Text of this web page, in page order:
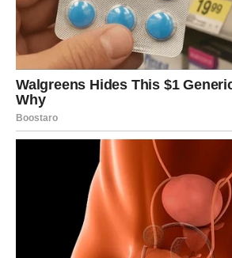
Kada je ljubav u pitanju, pred vama je
nego ranije.
Konačno ćete imati manje stresa i
ljude koje volite.
Ako ste slobodne, moguće je
će vas osvojiti pažnjom, iskrenošću i
Vage koje su zauzete konačno će
nesporazume koji ih dugo opterećuju.